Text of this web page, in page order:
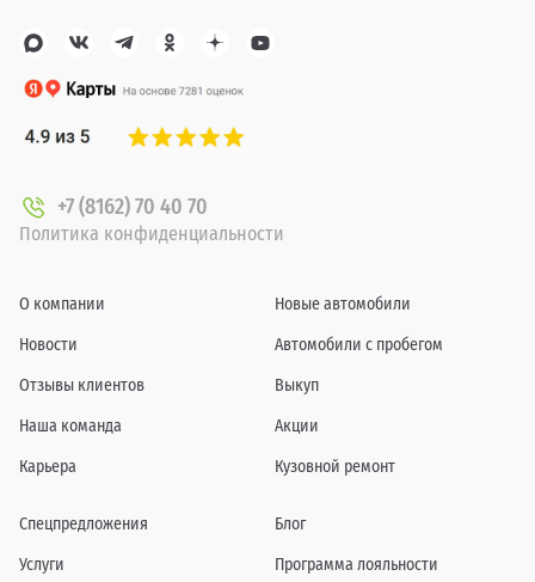
+7 (8162) 70 40 70
Политика конфиденциальности
О компании
Новости
Отзывы клиентов
Наша команда
Карьера
Новые автомобили
Автомобили с пробегом
Выкуп
Акции
Кузовной ремонт
Спецпредложения
Услуги
Блог
Программа лояльности